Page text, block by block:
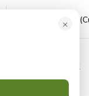
08551688000
Masuk
×